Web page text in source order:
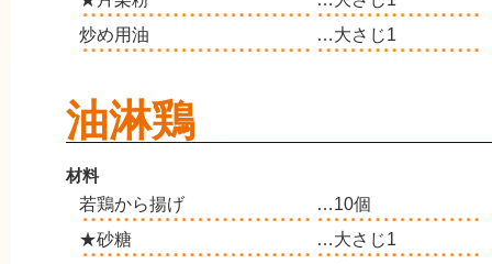
炒め用油
…大さじ1
油淋鶏
材料
若鶏から揚げ
…10個
★砂糖
…大さじ1